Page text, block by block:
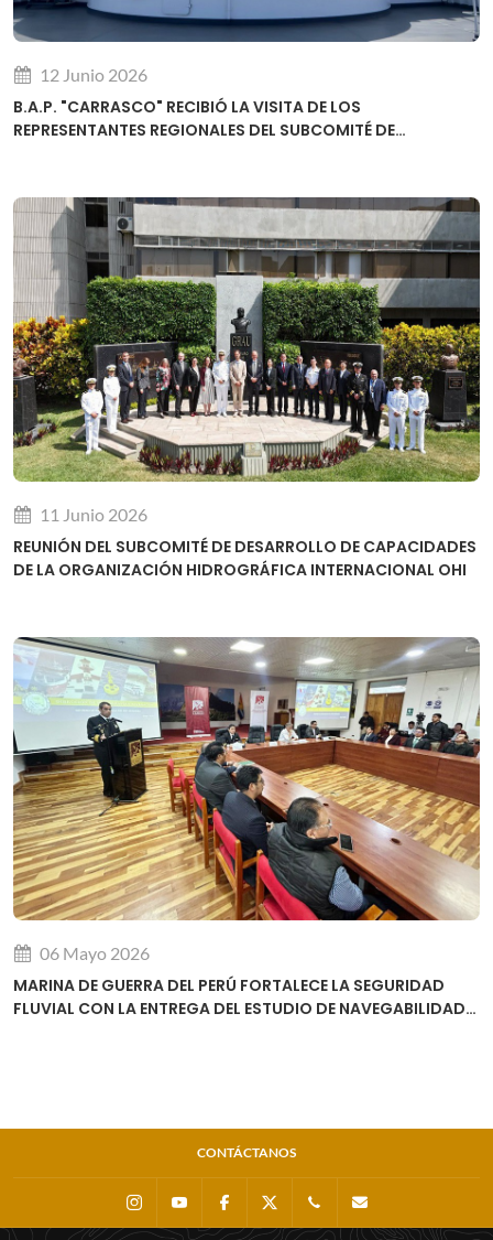
12 Junio 2026
B.A.P. "CARRASCO" RECIBIÓ LA VISITA DE LOS
REPRESENTANTES REGIONALES DEL SUBCOMITÉ DE
11 Junio 2026
REUNIÓN DEL SUBCOMITÉ DE DESARROLLO DE CAPACIDADES
DE LA ORGANIZACIÓN HIDROGRÁFICA INTERNACIONAL OHI
06 Mayo 2026
MARINA DE GUERRA DEL PERÚ FORTALECE LA SEGURIDAD
FLUVIAL CON LA ENTREGA DEL ESTUDIO DE NAVEGABILIDAD
CONTÁCTANOS
InstagramYoutube Facebook 0511 - 207 8160